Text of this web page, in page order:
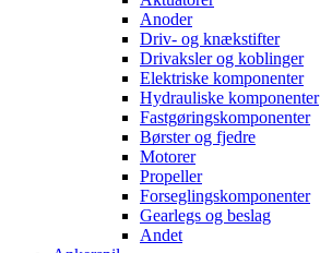
Anoder
Driv- og knækstifter
Drivaksler og koblinger
Elektriske komponenter
Hydrauliske komponenter
Fastgøringskomponenter
Børster og fjedre
Motorer
Propeller
Forseglingskomponenter
Gearlegs og beslag
Andet